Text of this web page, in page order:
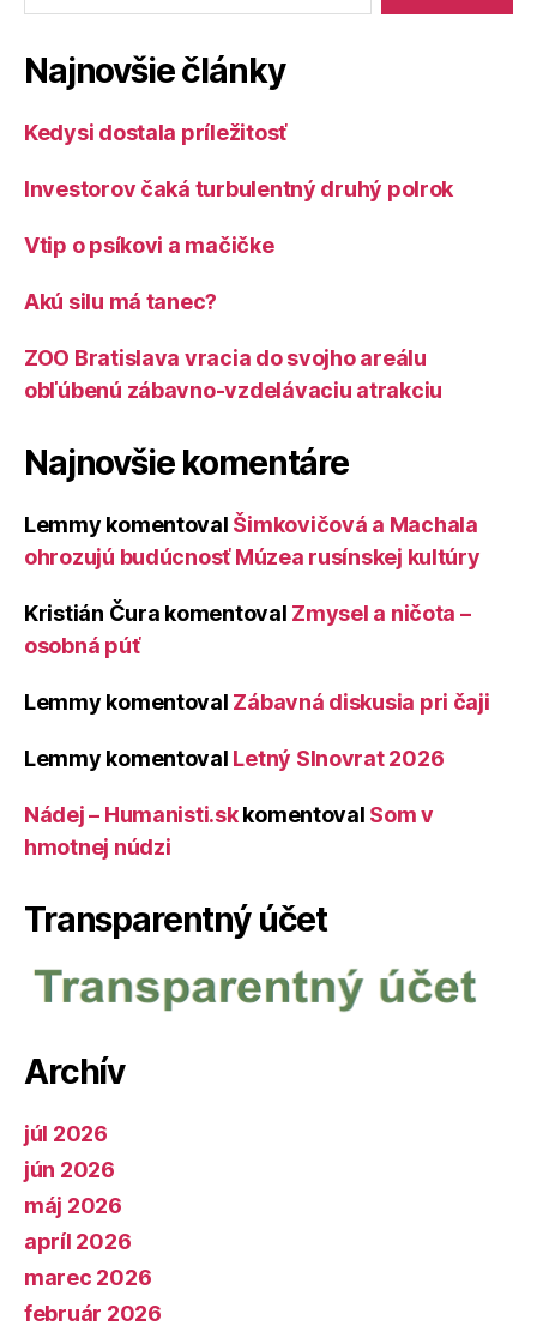
Najnovšie články
Kedysi dostala príležitosť
Investorov čaká turbulentný druhý polrok
Vtip o psíkovi a mačičke
Akú silu má tanec?
ZOO Bratislava vracia do svojho areálu
obľúbenú zábavno-vzdelávaciu atrakciu
Najnovšie komentáre
Lemmy komentoval Šimkovičová a Machala
ohrozujú budúcnosť Múzea rusínskej kultúry
Kristián Čura komentoval Zmysel a ničota –
osobná púť
Lemmy komentoval Zábavná diskusia pri čaji
Lemmy komentoval Letný Slnovrat 2026
Nádej – Humanisti.skkomentoval Som v
hmotnej núdzi
Transparentný účet
Archív
júl 2026
jún 2026
máj 2026
apríl 2026
marec 2026
február 2026